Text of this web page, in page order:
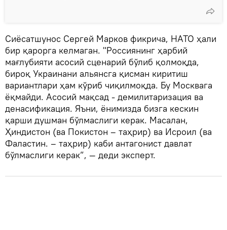
Сиёсатшунос Сергей Марков фикрича, НАТО ҳали
бир қарорга келмаган. "Россиянинг ҳарбий
мағлубияти асосий сценарий бўлиб қолмоқда,
бироқ Украинани альянсга қисман киритиш
вариантлари ҳам кўриб чиқилмоқда. Бу Москвага
ёқмайди. Асосий мақсад - демилитаризация ва
денасификация. Яъни, ёнимизда бизга кескин
қарши душман бўлмаслиги керак. Масалан,
Ҳиндистон (ва Покистон – таҳрир) ва Исроил (ва
Фаластин. – таҳрир) каби антагонист давлат
бўлмаслиги керак”, — деди эксперт.